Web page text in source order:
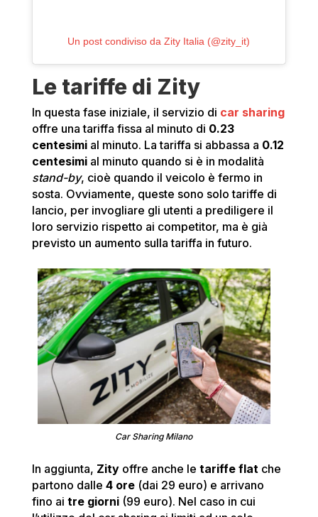
Un post condiviso da Zity Italia (@zity_it)
Le tariffe di Zity
In questa fase iniziale, il servizio di car sharing
offre una tariffa fissa al minuto di 0.23
centesimial minuto. La tariffa si abbassa a 0.12
centesimial minuto quando si è in modalità
stand-by, cioè quando il veicolo è fermo in
sosta. Ovviamente, queste sono solo tariffe di
lancio, per invogliare gli utenti a prediligere il
loro servizio rispetto ai competitor, ma è già
previsto un aumento sulla tariffa in futuro.
Car Sharing Milano
In aggiunta, Zityoffre anche le tariffe flat che
partono dalle 4 ore(dai 29 euro) e arrivano
fino ai tre giorni(99 euro). Nel caso in cui